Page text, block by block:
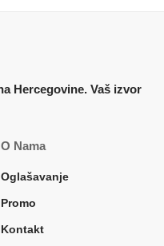
O Nama
Oglašavanje
Promo
Kontakt